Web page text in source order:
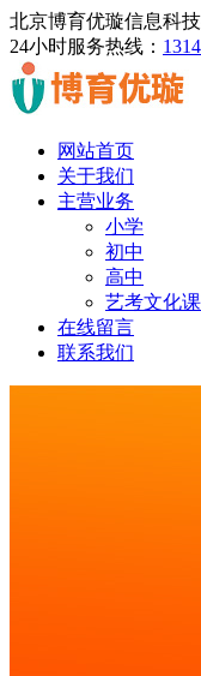
北京博育优璇信息科
24小时服务热线：
网站首页
关于我们
主营业务
小学
初中
高中
艺考文化
在线留言
联系我们